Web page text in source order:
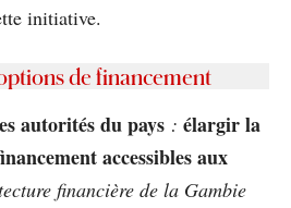
initiative.
de financement
autorités du pays : élargir la
accessibles aux
financière de la Gambie